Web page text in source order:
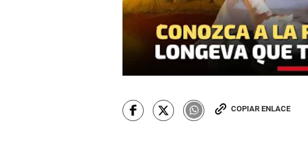
COPIAR ENLACE